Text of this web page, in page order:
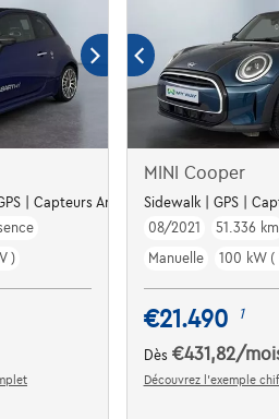
| Capteurs Ar | Clim auto
)
MINI Cooper
Sidewalk | GPS |
08/2021
51.336 km
Manuelle
100 kW (
€21.490 1
Dès €431,82/
Découvrez l’exemple